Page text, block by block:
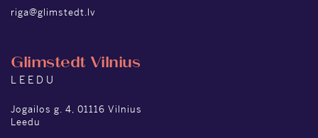
riga@glimstedt.lv
Glimstedt Vilnius
LEEDU
Jogailos g. 4, 01116 Vilnius
Leedu